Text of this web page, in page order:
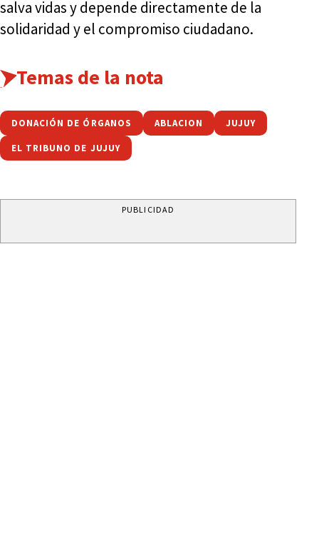
salva vidas y depende directamente de la
solidaridad y el compromiso ciudadano.
Temas de la nota
DONACIÓN DE ÓRGANOS ABLACION JUJUY
EL TRIBUNO DE JUJUY
PUBLICIDAD